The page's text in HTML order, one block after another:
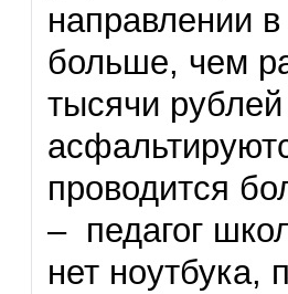
направлении
больше, чем
тысячи
проводится
– педагог
нет ноутбука,